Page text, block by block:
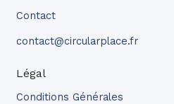
Contact
contact@circularplace.fr
Légal
Conditions Générales